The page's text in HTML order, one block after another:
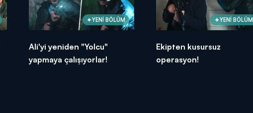
YENİ BÖLÜM
Ali'yi yeniden "Yolcu"
yapmaya çalışıyorlar!
YENİ BÖLÜM
Ekipten kusursuz
operasyon!